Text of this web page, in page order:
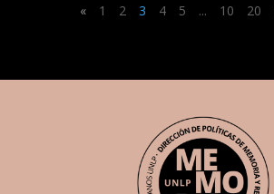
« 1 2 3 4 5 ... 10 20